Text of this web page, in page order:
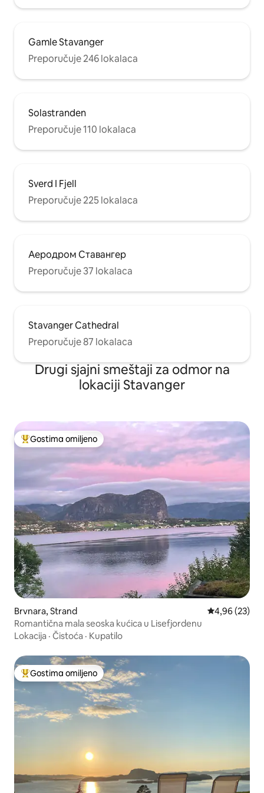
Gamle Stavanger
Preporučuje 246 lokalaca
Solastranden
Preporučuje 110 lokalaca
Sverd I Fjell
Preporučuje 225 lokalaca
Аеродром Ставангер
Preporučuje 37 lokalaca
Stavanger Cathedral
Preporučuje 87 lokalaca
Drugi sjajni smeštaji za odmor na
lokaciji Stavanger
Najuspešniji među gostima omiljenim
Gostima omiljeno
Brvnara, Strand Prosečna
4,96 (23)
Romantična mala seoska kućica u Lisefjordenu
Lokacija · Čistoća · Kupatilo
Najuspešniji među gostima omiljenim
Gostima omiljeno